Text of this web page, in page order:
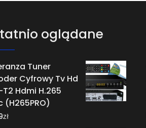
oglądane
Tuner
Cyfrowy Tv Hd
Hdmi H.265
(H265PRO)
zł